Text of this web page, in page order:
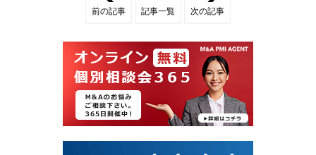
譲
渡
後
に
お
け
競
業
避
前の記事 記事一覧
で
を
資
産
へ
！
次の記事